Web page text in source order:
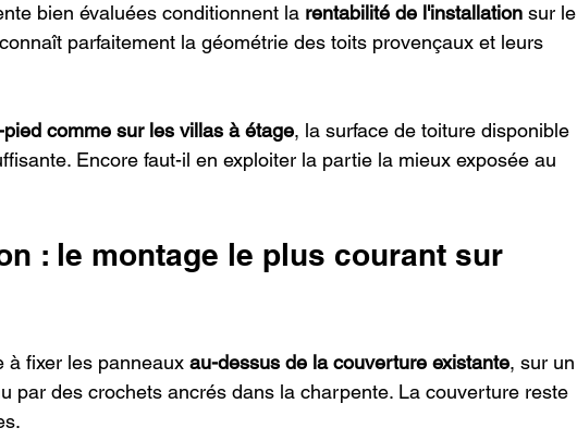
bien évaluées conditionnent la rentabilité de l'installation sur le
parfaitement la géométrie des toits provençaux et leurs
comme sur les villas à étage, la surface de toiture disponible
Encore faut-il en exploiter la partie la mieux exposée au
: le montage le plus courant sur
à fixer les panneaux au-dessus de la couverture existante, sur un
par des crochets ancrés dans la charpente. La couverture reste